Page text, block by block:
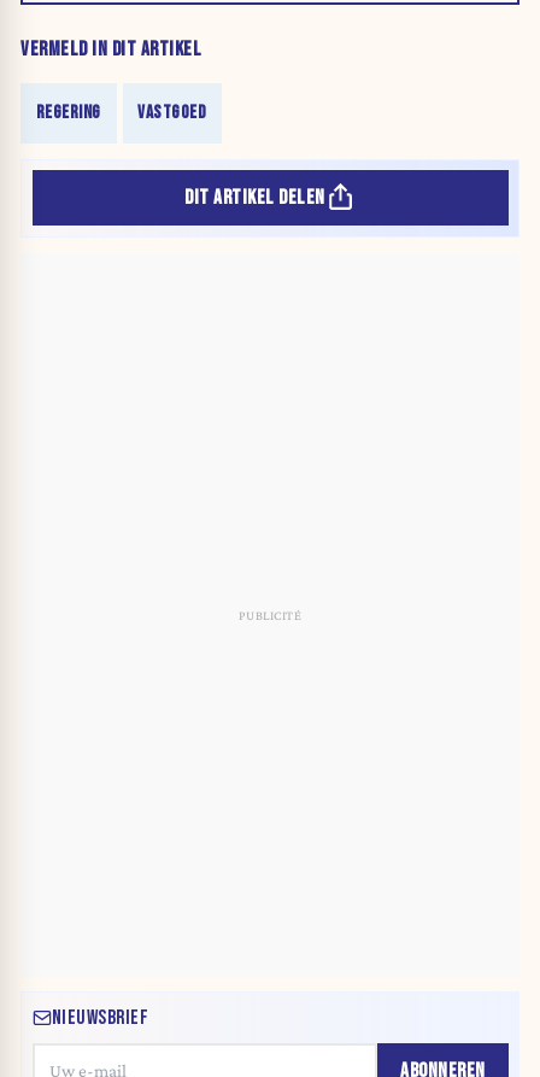
VERMELD IN DIT ARTIKEL
REGERING VASTGOED
DIT ARTIKEL DELEN
NIEUWSBRIEF
ABONNEREN